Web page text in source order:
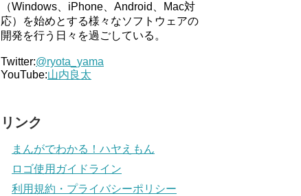
（Windows、iPhone、Android、Mac対
応）を始めとする様々なソフトウェアの
開発を行う日々を過ごしている。
Twitter:@ryota_yama
YouTube:山内良太
リンク
まんがでわかる！ハヤえもん
ロゴ使用ガイドライン
利用規約・プライバシーポリシー